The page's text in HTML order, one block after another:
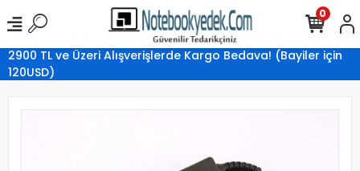
2900 TL ve Üzeri Alışverişlerde Kargo Bedava! (Bayiler için
120USD)
0